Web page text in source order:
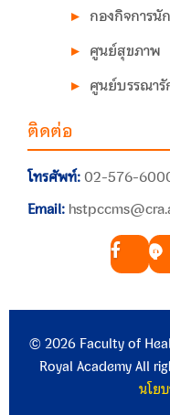
กองกิจการนั
ศูนย์สุขภาพ
ศูนย์บรรณา
ติดต่อ
โทรศัพท์:02-576-
Email:
© 2026 Faculty of
Royal Academy All
นโย